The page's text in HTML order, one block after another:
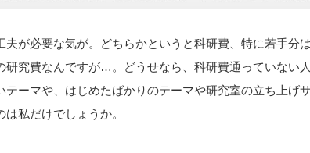
夫が必要な気が。どちらかというと科研費、特に若手分
研究費なんですが…。どうせなら、科研費通っていない
テーマや、はじめたばかりのテーマや研究室の立ち上げ
私だけでしょうか。